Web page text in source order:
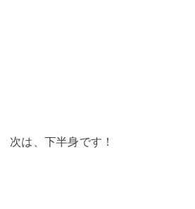
次は、下半身です！